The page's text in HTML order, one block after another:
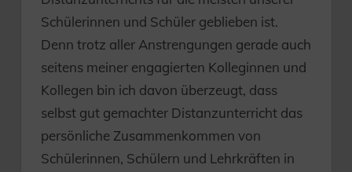
Schülerinnen und Schüler geblieben ist.
Denn trotz aller Anstrengungen gerade auch
seitens meiner engagierten Kolleginnen und
Kollegen bin ich davon überzeugt, dass
selbst gut gemachter Distanzunterricht das
persönliche Zusammenkommen von
Schülerinnen, Schülern und Lehrkräften in